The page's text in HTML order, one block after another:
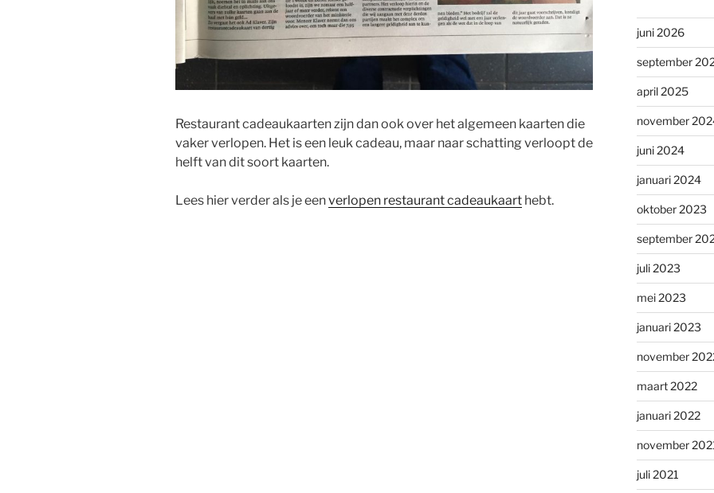
Restaurant cadeaukaarten zijn dan ook over het algemeen kaarten die
vaker verlopen. Het is een leuk cadeau, maar naar schatting verloopt de
helft van dit soort kaarten.
Lees hier verder als je eenverlopen restaurant cadeaukaart hebt.
juni 2026
september
april 2025
november
juni 2024
januari 2024
oktober 2023
september
juli 2023
mei 2023
januari 2023
november
maart 2022
januari 2022
november
juli 2021